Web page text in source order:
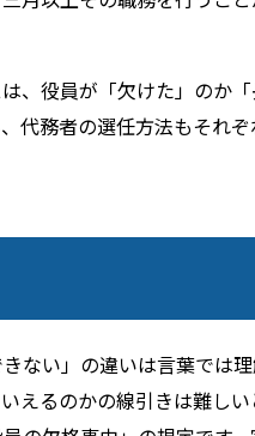
、役員が「欠けた」のか
代務者の選任方法もそれ
ない」の違いは言葉では
えるのかの線引きは難し